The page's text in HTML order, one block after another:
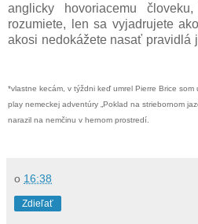
anglicky hovoriacemu
rozumiete, len sa vyjadrujete
akosi nedokážete nasať pravidlá
*vlastne kecám, v týždni keď umrel Pierre Brice
play nemeckej adventúry „Poklad na striebornom
narazil na nemčinu v hernom prostredí.
o 16:38
Zdieľať